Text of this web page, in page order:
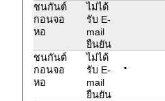
ชนกันต์
กอนจอ
หอ
ไม่ได้
รับ E-
mail
ยืนยัน
ชนกันต์
กอนจอ
หอ
ไม่ได้
รับ E-
mail
ยืนยัน
.